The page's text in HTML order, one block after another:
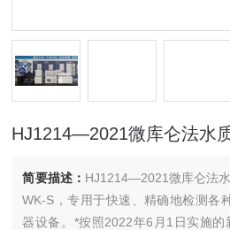
HJ1214—2021微库仑法水
简要描述： HJ1214—2021微库仑法
WK-S，专用于快速、精确地检测各
器设备。*按照2022年6月1日实施